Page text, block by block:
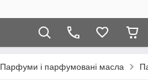
Парфуми і парфумовані масла